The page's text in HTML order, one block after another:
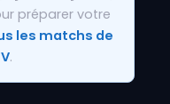
préparer votre
les matchs de
.